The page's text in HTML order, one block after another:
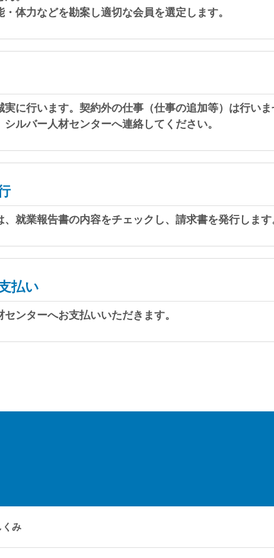
体力などを勘案し適切な会員を選定します。
に行います。契約外の仕事（仕事の追加等）は行いま
ルバー人材センターへ連絡してください。
就業報告書の内容をチェックし、請求書を発行します
払い
ンターへお支払いいただきます。
くみ